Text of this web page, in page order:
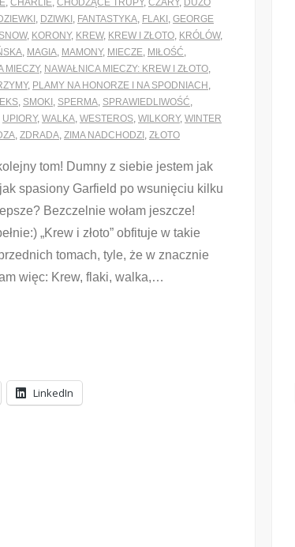
DZIWKI FANTASTYKA FLAKI GEORGE
, KORONY, KREW, KREW I ZŁOTO KRÓLÓW,
MAGIA MAMONY, MIECZE MIŁOŚĆ
MIECZY, NAWAŁNICA MIECZY: KREW I ZŁOTO
, PLAMY NA HONORZE I NA SPODNIACH
SMOKI SPERMA SPRAWIEDLIWOŚĆ
UPIORY, WALKA WESTEROS WILKORY, WINTER
ZDRADA ZIMA NADCHODZI ZŁOTO
tom! Dumny z siebie jestem jak
spasiony Garfield po wsunięciu kilku
Bezczelnie wołam jeszcze!
„Krew i złoto” obfituje w takie
tomach, tyle, że w znacznie
więc: Krew, flaki, walka,…
LinkedIn